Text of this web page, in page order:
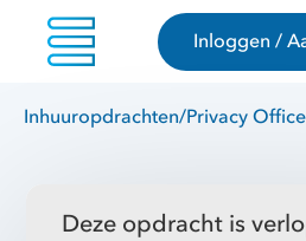
Inloggen /
Inhuuropdrachten/Privacy
Deze opdracht is